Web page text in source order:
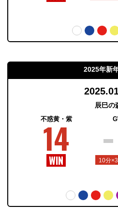
2025年新
辰巳の
不惑黄・紫
14
10分×3